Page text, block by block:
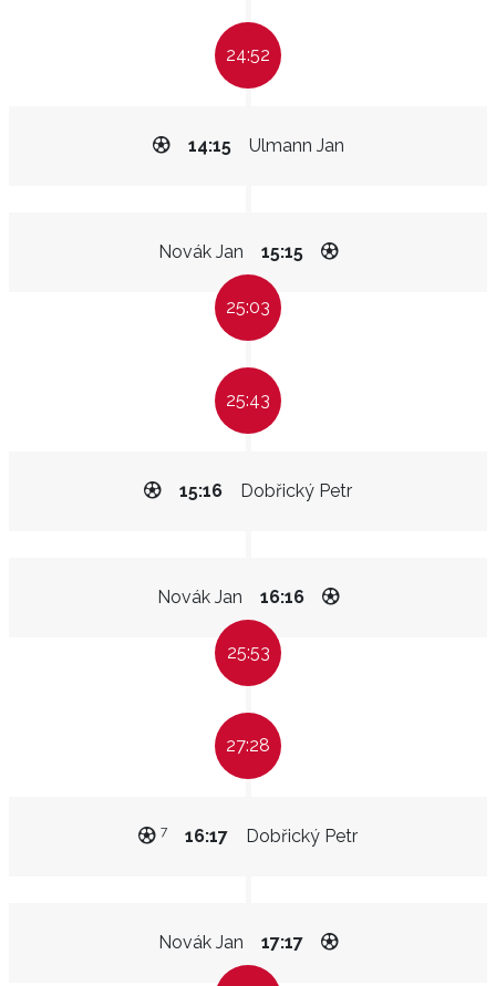
24:52
Ulmann Jan
14:15
Novák Jan 15:15
25:03
25:43
Dobřický Petr
15:16
Novák Jan 16:16
25:53
27:28
Dobřický Petr
16:17
7
Novák Jan 17:17